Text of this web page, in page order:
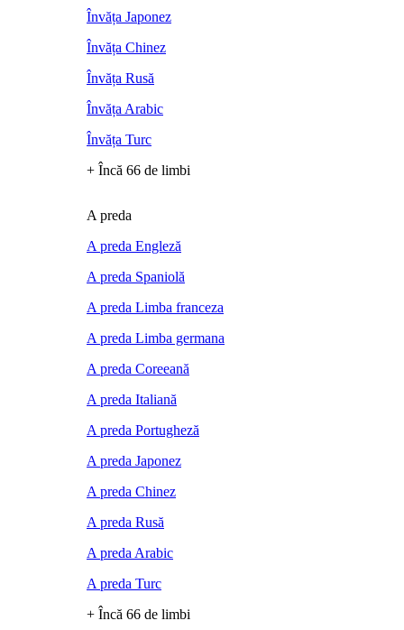
Învăța Japonez
Învăța Chinez
Învăța Rusă
Învăța Arabic
Învăța Turc
+ Încă 66 de limbi
A preda
A preda Engleză
A preda Spaniolă
A preda Limba franceza
A preda Limba germana
A preda Coreeană
A preda Italiană
A preda Portugheză
A preda Japonez
A preda Chinez
A preda Rusă
A preda Arabic
A preda Turc
+ Încă 66 de limbi